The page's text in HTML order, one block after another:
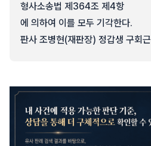
형사소송법 제364조 제4항
에 의하여 이를 모두 기각한다.
판사 조병현(재판장) 정갑생 구회근